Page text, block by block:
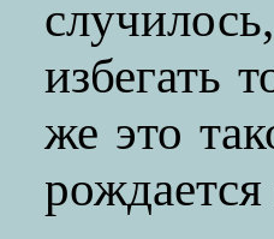
избегать
же это